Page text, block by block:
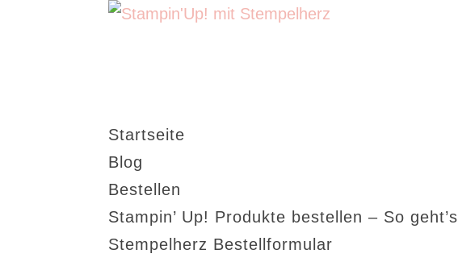
Startseite
Blog
Bestellen
Stampin’ Up! Produkte bestellen – So geht’s
Stempelherz Bestellformular